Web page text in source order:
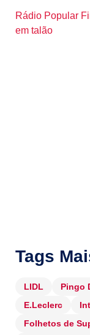
Rádio Popular
em talão
Tags
LIDL Pingo
E.Leclerc
Folhetos de